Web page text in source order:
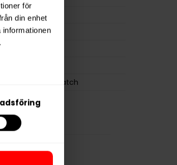
för
din enhet
10 g
20
Swedish Match